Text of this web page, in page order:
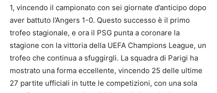
1, vincendo il campionato con sei giornate d’anticipo dopo
aver battuto l’Angers 1-0. Questo successo è il primo
trofeo stagionale, e ora il PSG punta a coronare la
stagione con la vittoria della UEFA Champions League, un
trofeo che continua a sfuggirgli. La squadra di Parigi ha
mostrato una forma eccellente, vincendo 25 delle ultime
27 partite ufficiali in tutte le competizioni, con una sola